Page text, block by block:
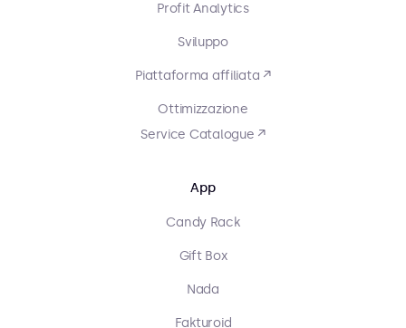
Profit Analytics
Sviluppo
Piattaforma affiliata ↗
Ottimizzazione
Service Catalogue ↗
App
Candy Rack
Gift Box
Nada
Fakturoid